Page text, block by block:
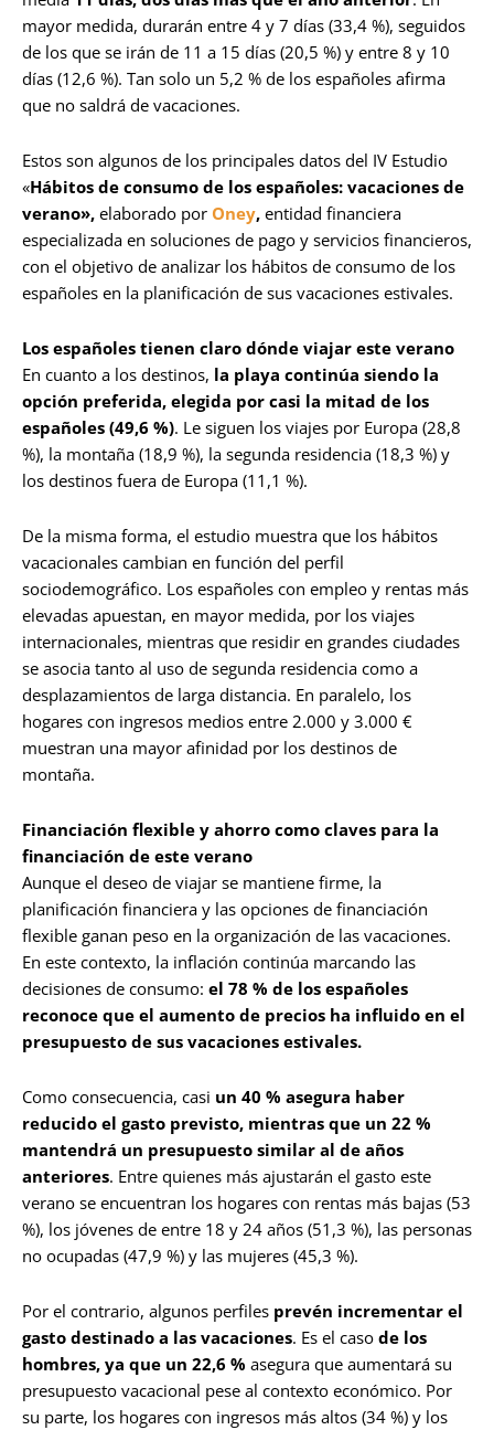
mayor medida, durarán entre 4 y 7 días (33,4 %), seguidos
de los que se irán de 11 a 15 días (20,5 %) y entre 8 y 10
días (12,6 %). Tan solo un 5,2 % de los españoles afirma
que no saldrá de vacaciones.
Estos son algunos de los principales datos del IV Estudio
«Hábitos de consumo de los españoles: vacaciones de
verano», elaborado por Oney, entidad financiera
especializada en soluciones de pago y servicios financieros,
con el objetivo de analizar los hábitos de consumo de los
españoles en la planificación de sus vacaciones estivales.
Los españoles tienen claro dónde viajar este verano
En cuanto a los destinos, la playa continúa siendo la
opción preferida, elegida por casi la mitad de los
españoles (49,6 %). Le siguen los viajes por Europa (28,8
%), la montaña (18,9 %), la segunda residencia (18,3 %) y
los destinos fuera de Europa (11,1 %).
De la misma forma, el estudio muestra que los hábitos
vacacionales cambian en función del perfil
sociodemográfico. Los españoles con empleo y rentas más
elevadas apuestan, en mayor medida, por los viajes
internacionales, mientras que residir en grandes ciudades
se asocia tanto al uso de segunda residencia como a
desplazamientos de larga distancia. En paralelo, los
hogares con ingresos medios entre 2.000 y 3.000 €
muestran una mayor afinidad por los destinos de
montaña.
Financiación flexible y ahorro como claves para la
financiación de este verano
Aunque el deseo de viajar se mantiene firme, la
planificación financiera y las opciones de financiación
flexible ganan peso en la organización de las vacaciones.
En este contexto, la inflación continúa marcando las
decisiones de consumo: el 78 % de los españoles
reconoce que el aumento de precios ha influido en el
presupuesto de sus vacaciones estivales.
Como consecuencia, casi un 40 % asegura haber
reducido el gasto previsto, mientras que un 22 %
mantendrá un presupuesto similar al de años
anteriores. Entre quienes más ajustarán el gasto este
verano se encuentran los hogares con rentas más bajas (53
%), los jóvenes de entre 18 y 24 años (51,3 %), las personas
no ocupadas (47,9 %) y las mujeres (45,3 %).
Por el contrario, algunos perfiles prevén incrementar el
gasto destinado a las vacaciones. Es el caso de los
hombres, ya que un 22,6 % asegura que aumentará su
presupuesto vacacional pese al contexto económico. Por
su parte, los hogares con ingresos más altos (34 %) y los